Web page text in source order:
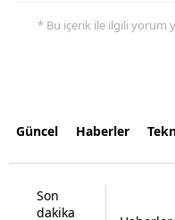
* Bu içerik ile ilgili yorum
Güncel Haberler
Son
dakika